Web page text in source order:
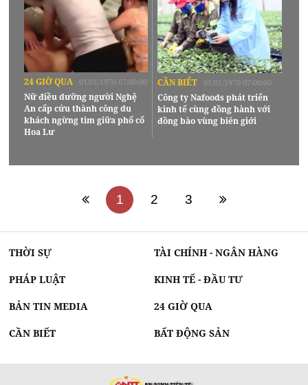
24 GIỜ QUA 01/01/1970 07:00:00
Nữ điều dưỡng người Nghệ
An cấp cứu thành công du
khách ngừng tim giữa phố cổ
Hoa Lư
CẦN BIẾT 01/01/1970 07:00:00
Công ty Nafoods phát triển
kinh tế cùng đồng hành với
đồng bào vùng biên giới
1 2 3
THỜI SỰ TÀI CHÍNH - NGÂN HÀNG
PHÁP LUẬT KINH TẾ - ĐẦU TƯ
BẢN TIN MEDIA 24 GIỜ QUA
CẦN BIẾT BẤT ĐỘNG SẢN